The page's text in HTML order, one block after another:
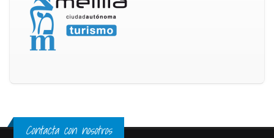
Contacta con nosotros